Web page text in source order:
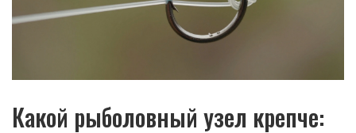
Какой рыболовный узел крепче: